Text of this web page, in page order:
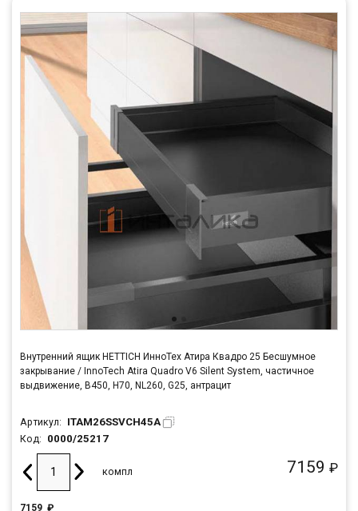
Внутренний ящик HETTICH ИнноТех Атира Квадро 25 Бесшумное
закрывание / InnoTech Atira Quadro V6 Silent System, частичное
выдвижение, B450, H70, NL260, G25, антрацит
Артикул: ITAM26SSVCH45A
Код: 0000/25217
7159 ₽
компл
7159 ₽